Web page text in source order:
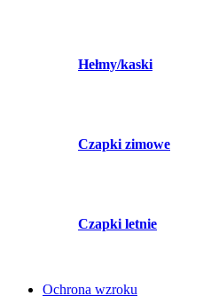
Hełmy/kaski
Czapki zimowe
Czapki letnie
Ochrona wzroku